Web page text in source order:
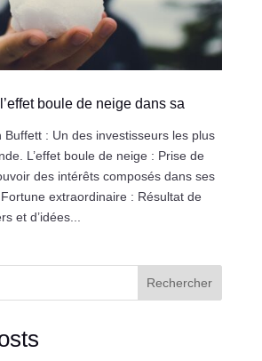
boule de neige dans sa
Buffett : Un des investisseurs les plus
L’effet boule de neige : Prise de
des intérêts composés dans ses
extraordinaire : Résultat de
et d’idées...
Rechercher